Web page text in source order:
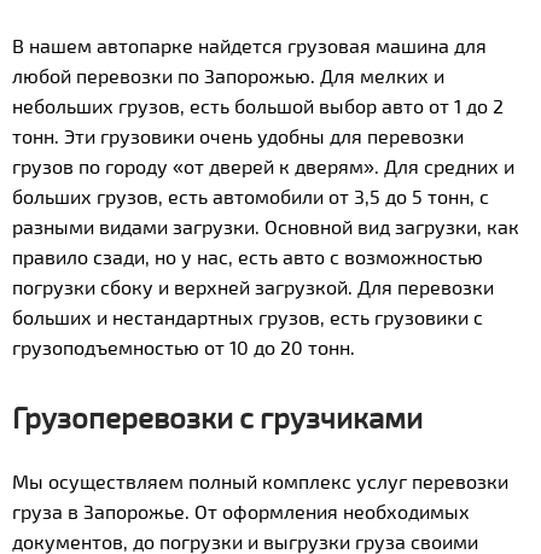
В нашем автопарке найдется грузовая машина для
любой перевозки по Запорожью. Для мелких и
небольших грузов, есть большой выбор авто от 1 до 2
тонн. Эти грузовики очень удобны для перевозки
грузов по городу «от дверей к дверям». Для средних и
больших грузов, есть автомобили от 3,5 до 5 тонн, с
разными видами загрузки. Основной вид загрузки, как
правило сзади, но у нас, есть авто с возможностью
погрузки сбоку и верхней загрузкой. Для перевозки
больших и нестандартных грузов, есть грузовики с
грузоподъемностью от 10 до 20 тонн.
Грузоперевозки с грузчиками
Мы осуществляем полный комплекс услуг перевозки
груза в Запорожье. От оформления необходимых
документов, до погрузки и выгрузки груза своими